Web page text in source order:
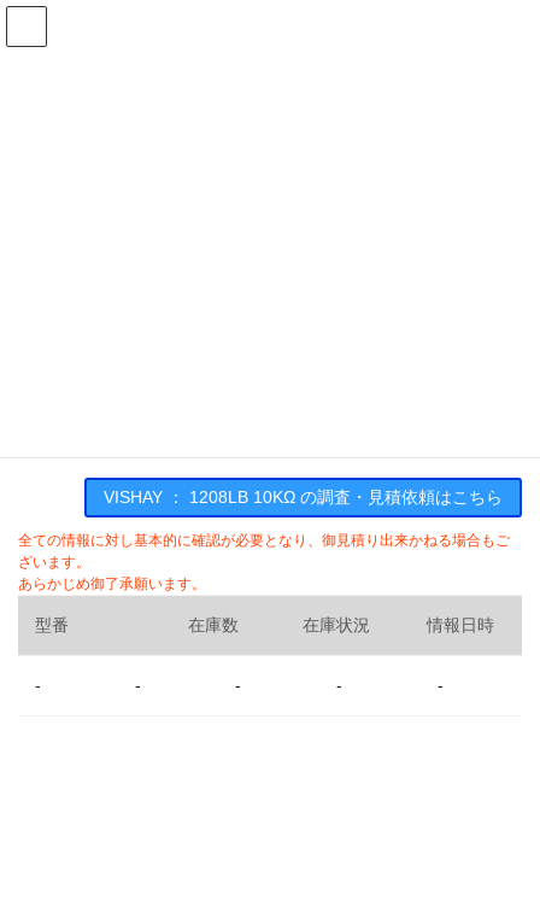
コ
ナ
VISHAY ： 1208LB 10KΩ の調査・見積依頼はこちら
全ての情報に対し基本的に確認が必要となり、御見積り出来かねる場合もご
ざいます。
あらかじめ御了承願います。
型番 在庫数 在庫状況 情報日時
- - - - -